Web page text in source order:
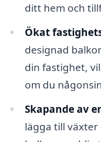
ditt hem och
Ökat
designad
din fastighet,
om du
Skapande av
lägga till